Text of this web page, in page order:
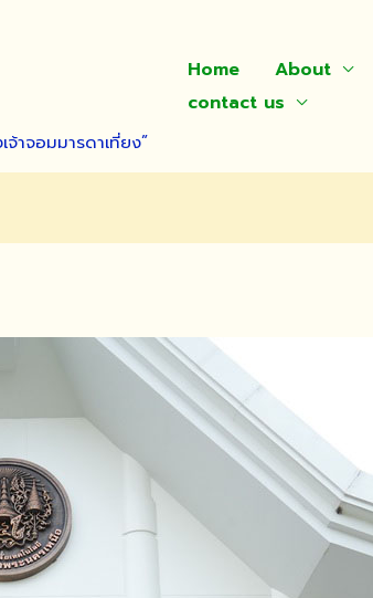
าจอมมารดาเที่ยง”
Home About
contact us